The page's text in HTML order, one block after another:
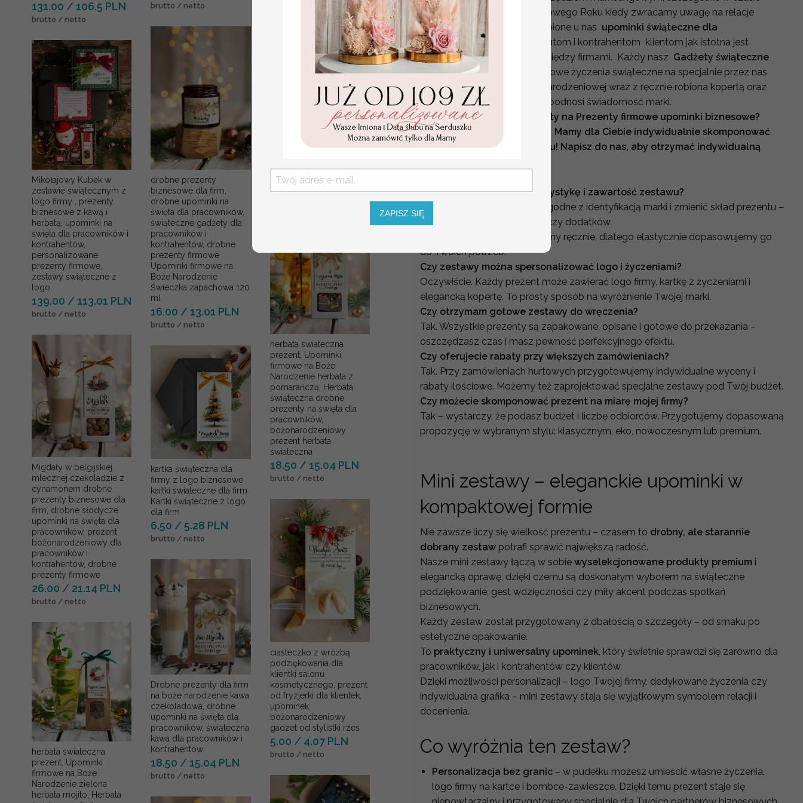
131.00 / 106.5 PLN
brutto / netto
Mikołajowy Kubek w
zestawie świątecznym z
logo firmy , prezenty
biznesowe z kawą i
herbatą, upominki na
święta dla pracowników i
kontrahentów,
personalizowane
prezenty firmowe,
zestawy świąteczne z
logo,
139.00 / 113.01 PLN
brutto / netto
Migdały w belgijskiej
mlecznej czekoladzie z
cynamonem drobne
prezenty biznesowe dla
firm, drobne słodycze
upominki na święta dla
pracowników, prezent
bożonarodzeniowy dla
pracowników i
kontrahentów, drobne
prezenty firmowe
26.00 / 21.14 PLN
brutto / netto
herbata swiateczna
prezent, Upominki
firmowe na Boże
Narodzenie zielona
herbata mojito, Herbata
brutto / netto
drobne prezenty
biznesowe dla firm,
drobne upominki na
święta dla pracowników,
świąteczne gadżety dla
pracowników i
kontrahentów, drobne
prezenty firmowe
Upominki firmowe na
Boże Narodzenie
Świeczka zapachowa 120
ml
16.00 / 13.01 PLN
brutto / netto
kartka świąteczna dla
firmy z logo biznesowe
kartki swiateczne dla firm
Kartki świąteczne z logo
dla firm
6.50 / 5.28 PLN
brutto / netto
Drobne prezenty dla firm
na boże narodzenie kawa
czekoladowa, drobne
upominki na święta dla
pracowników, świąteczna
kawa dla pracowników i
kontrahentów
18.50 / 15.04 PLN
brutto / netto
świątecznych dla firm,
kartki swiateczne z logo
firmy, proste i eleganckie
pracowników, proste i
eleganckie kartki
5.00 / 4.07 PLN
brutto / netto
herbata swiateczna
prezent, Upominki
firmowe na Boże
Narodzenie herbata z
pomarańczą, Herbata
świąteczna drobne
prezenty na święta dla
pracowników,
bożonarodzeniowy
prezent herbata
świateczna
18.50 / 15.04 PLN
brutto / netto
ciasteczko z wróżbą
podziękowania dla
klientki salonu
kosmetycznego, prezent
od fryzjerki dla klientek,
upominek
bożonarodzeniowy
gadzet od stylistki rzes
5.00 / 4.07 PLN
brutto / netto
Świąt Bożego Narodzenia i nowego Roku kiedy zwracamy uwagę na relacje
międzyludzkie. Wręczając kupione u nas upominki świąteczne dla
klientów pokażą Twoim klientom i kontrahentom klientom jak istotna jest
współpraca i kooperacja pomiędzy firmami. Każdy nasz Gadżety świąteczne
dla klientów Zawiera biznesowe życzenia świąteczne na specjalnie przez nas
przygotowanej kartce bożonarodzeniowej wraz z ręcznie robiona kopertą oraz
firmowe logo co dodatkowo podnosi świadomość marki.
Szukasz indywidualnej oferty na Prezenty firmowe upominki biznesowe?
Potrzebujesz większą ilość? Mamy dla Ciebie indywidualnie skomponować
zawartość? Nie ma problemu! Napisz do nas, aby otrzymać indywidualną
Czy mogę dopasować kolorystykę i zawartość zestawu?
Tak. Możesz wybrać barwy zgodne z identyfikacją marki i zmienić skład prezentu –
np. rodzaj słodyczy, herbaty czy dodatków.
Każdy zestaw przygotowujemy ręcznie, dlatego elastycznie dopasowujemy go
do Twoich potrzeb.
Czy zestawy można spersonalizować logo i życzeniami?
Oczywiście. Każdy prezent może zawierać logo firmy, kartkę z życzeniami i
elegancką kopertę. To prosty sposób na wyróżnienie Twojej marki.
Czy otrzymam gotowe zestawy do wręczenia?
Tak. Wszystkie prezenty są zapakowane, opisane i gotowe do przekazania –
oszczędzasz czas i masz pewność perfekcyjnego efektu.
Czy oferujecie rabaty przy większych zamówieniach?
Tak. Przy zamówieniach hurtowych przygotowujemy indywidualne wyceny i
rabaty ilościowe. Możemy też zaprojektować specjalne zestawy pod Twój budżet.
Czy możecie skomponować prezent na miarę mojej firmy?
Tak – wystarczy, że podasz budżet i liczbę odbiorców. Przygotujemy dopasowaną
propozycję w wybranym stylu: klasycznym, eko, nowoczesnym lub premium.
Mini zestawy – eleganckie upominki w
kompaktowej formie
Nie zawsze liczy się wielkość prezentu – czasem to drobny, ale starannie
dobrany zestaw potrafi sprawić największą radość.
Nasze mini zestawy łączą w sobie wyselekcjonowane produkty premium i
elegancką oprawę, dzięki czemu są doskonałym wyborem na świąteczne
podziękowanie, gest wdzięczności czy miły akcent podczas spotkań
biznesowych.
Każdy zestaw został przygotowany z dbałością o szczegóły – od smaku po
estetyczne opakowanie.
To praktyczny i uniwersalny upominek, który świetnie sprawdzi się zarówno dla
pracowników, jak i kontrahentów czy klientów.
Dzięki możliwości personalizacji – logo Twojej firmy, dedykowane życzenia czy
indywidualna grafika – mini zestawy stają się wyjątkowym symbolem relacji i
docenienia.
Co wyróżnia ten zestaw?
Personalizacja bez granic – w pudełku możesz umieścić własne życzenia,
logo firmy na kartce i bombce-zawieszce. Dzięki temu prezent staje się
ZAPISZ SIĘ